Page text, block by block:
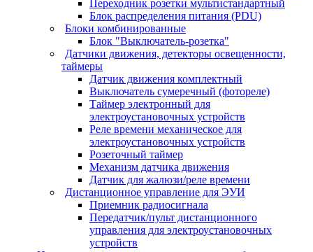
Переходник розетки мультистандартный
Блок распределения питания (PDU)
Блоки комбинированные
Блок "Выключатель-розетка"
Датчики движения, детекторы освещенности,
таймеры
Датчик движения комплектный
Выключатель сумеречный (фотореле)
Таймер электронный для
электроустановочных устройств
Реле времени механическое для
электроустановочных устройств
Розеточный таймер
Механизм датчика движения
Датчик для жалюзи/реле времени
Дистанционное управление для ЭУИ
Приемник радиосигнала
Передатчик/пульт дистанционного
управления для электроустановочных
устройств